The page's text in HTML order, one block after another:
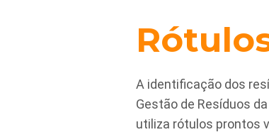
A identificação dos
Gestão de Resíduos
utiliza rótulos prontos